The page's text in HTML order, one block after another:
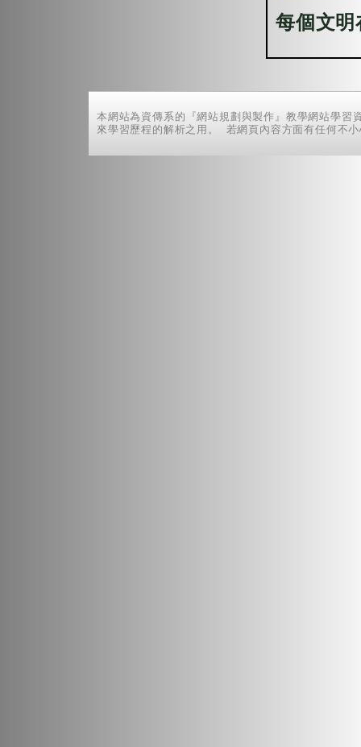
每個文
本網站為資傳系的『網站規劃與製作』教學網站學
來學習歷程的解析之用。 若網頁內容方面有任何不